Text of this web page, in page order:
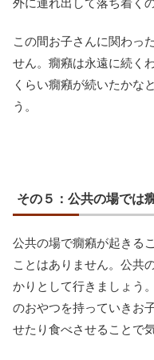
外に連れ出して落ち着く
この間お子さんに関わっ
せん。癇癪は永遠に続く
くらい癇癪が続いたかな
う。
その５：公共の場では
公共の場で癇癪が起きる
ことはありません。公共
かりとして行きましょう
のおやつを持っていきお
せたり食べさせることで